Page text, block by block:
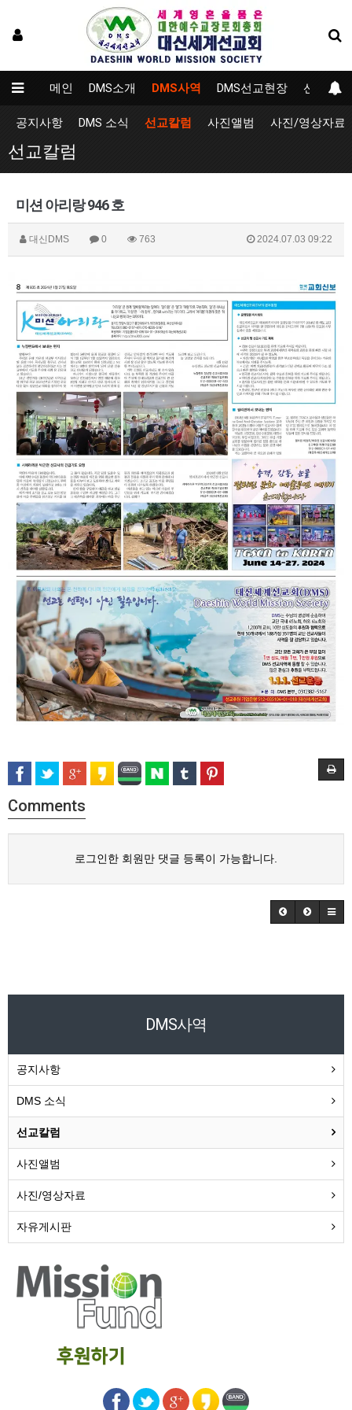
메인 DMS소개 DMS사역 DMS선교현장 선교대
공지사항 DMS 소식 선교칼럼 사진앨범 사진/영상자료
선교칼럼
미션 아리랑 946 호
대신DMS 0 763 2024.07.03 09:22
Comments
로그인한 회원만 댓글 등록이 가능합니다.
DMS사역
공지사항
DMS 소식
선교칼럼
사진앨범
사진/영상자료
자유게시판